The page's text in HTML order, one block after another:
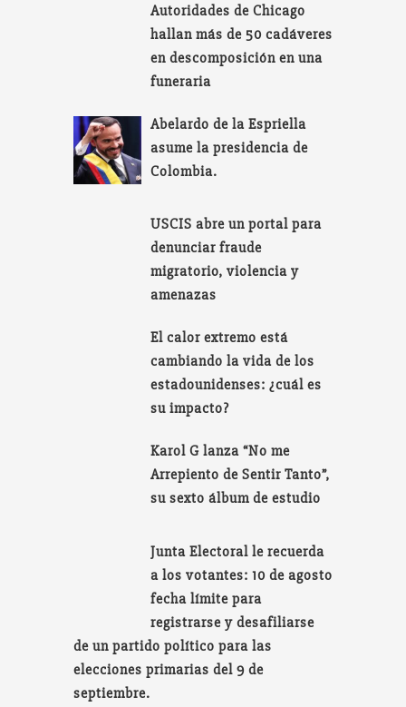
Autoridades de Chicago
hallan más de 50 cadáveres
en descomposición en una
funeraria
Abelardo de la Espriella
asume la presidencia de
Colombia.
USCIS abre un portal para
denunciar fraude
migratorio, violencia y
amenazas
El calor extremo está
cambiando la vida de los
estadounidenses: ¿cuál es
su impacto?
Karol G lanza “No me
Arrepiento de Sentir Tanto”,
su sexto álbum de estudio
Junta Electoral le recuerda
a los votantes: 10 de agosto
fecha límite para
registrarse y desafiliarse
de un partido político para las
elecciones primarias del 9 de
septiembre.